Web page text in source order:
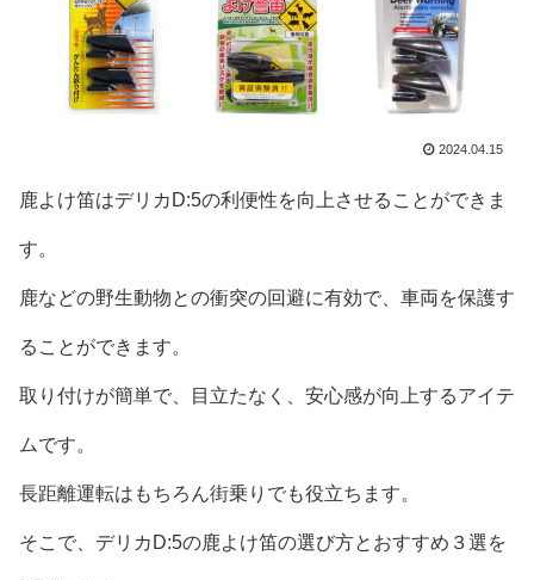
2024.04.15
鹿よけ笛はデリカD:5の利便性を向上させることができま
す。
鹿などの野生動物との衝突の回避に有効で、車両を保護す
ることができます。
取り付けが簡単で、目立たなく、安心感が向上するアイテ
ムです。
長距離運転はもちろん街乗りでも役立ちます。
そこで、デリカD:5の鹿よけ笛の選び方とおすすめ３選を